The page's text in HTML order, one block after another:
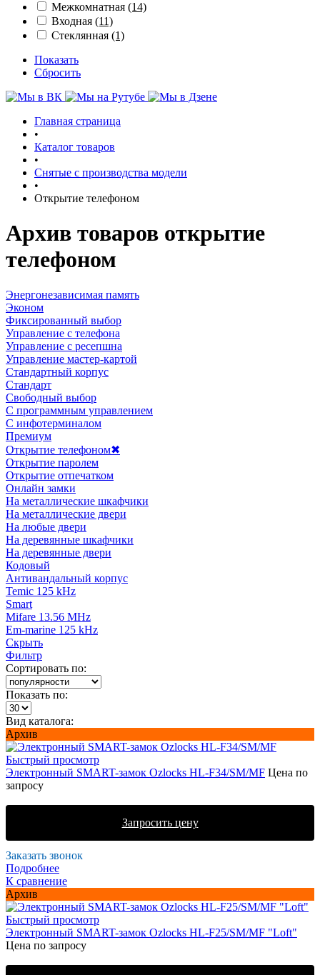
Межкомнатная (14)
Входная (11)
Стеклянная (1)
Показать
Сбросить
Главная страница
•
Каталог товаров
•
Снятые с производства модели
•
Открытие телефоном
Архив товаров открытие
телефоном
Энергонезависимая память
Эконом
Фиксированный выбор
Управление с телефона
Управление с ресепшна
Управление мастер-картой
Стандартный корпус
Стандарт
Свободный выбор
С программным управлением
С инфотерминалом
Премиум
Открытие телефоном✖
Открытие паролем
Открытие отпечатком
Онлайн замки
На металлические шкафчики
На металлические двери
На любые двери
На деревянные шкафчики
На деревянные двери
Кодовый
Антивандальный корпус
Temic 125 kHz
Smart
Mifare 13.56 MHz
Em-marine 125 kHz
Скрыть
Фильтр
Сортировать по:
Показать по:
Вид каталога:
Архив
Быстрый просмотр
Электронный SMART-замок Ozlocks HL-F34/SM/MF Цена по
запросу
Запросить цену
Заказать звонок
Подробнее
К сравнение
Архив
Быстрый просмотр
Электронный SMART-замок Ozlocks HL-F25/SM/MF "Loft"
Цена по запросу